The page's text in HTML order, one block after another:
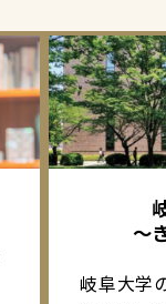
～
岐阜大学